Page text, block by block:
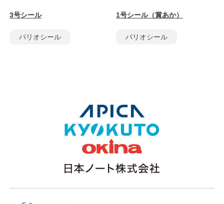
3号シール
パリオシール
1号シール（賞あか）
パリオシール